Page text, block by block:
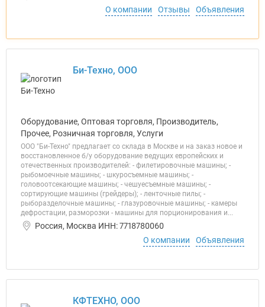
О компании
Отзывы Объявления
Би-Техно, ООО
Оборудование, Оптовая торговля, Производитель,
Прочее, Розничная торговля, Услуги
ООО "Би-Техно" предлагает со склада в Москве и на заказ новое и
восстановленное б/у оборудование ведущих европейских и
отечественных производителей: - филетировочные машины; -
рыбомоечные машины; - шкуросъемные машины; -
головоотсекающие машины; - чешуесъемные машины; -
сортирующие машины (грейдеры); - ленточные пилы; -
рыборазделочные машины; - глазуровочные машины; - камеры
дефростации, разморозки - машины для порционирования и...
Россия, Москва ИНН: 7718780060
О компании
Объявления
КФТЕХНО, ООО